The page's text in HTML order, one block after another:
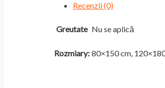
Recenzii (0)
Greutate Nu se aplică
Rozmiary: 80×150 cm,